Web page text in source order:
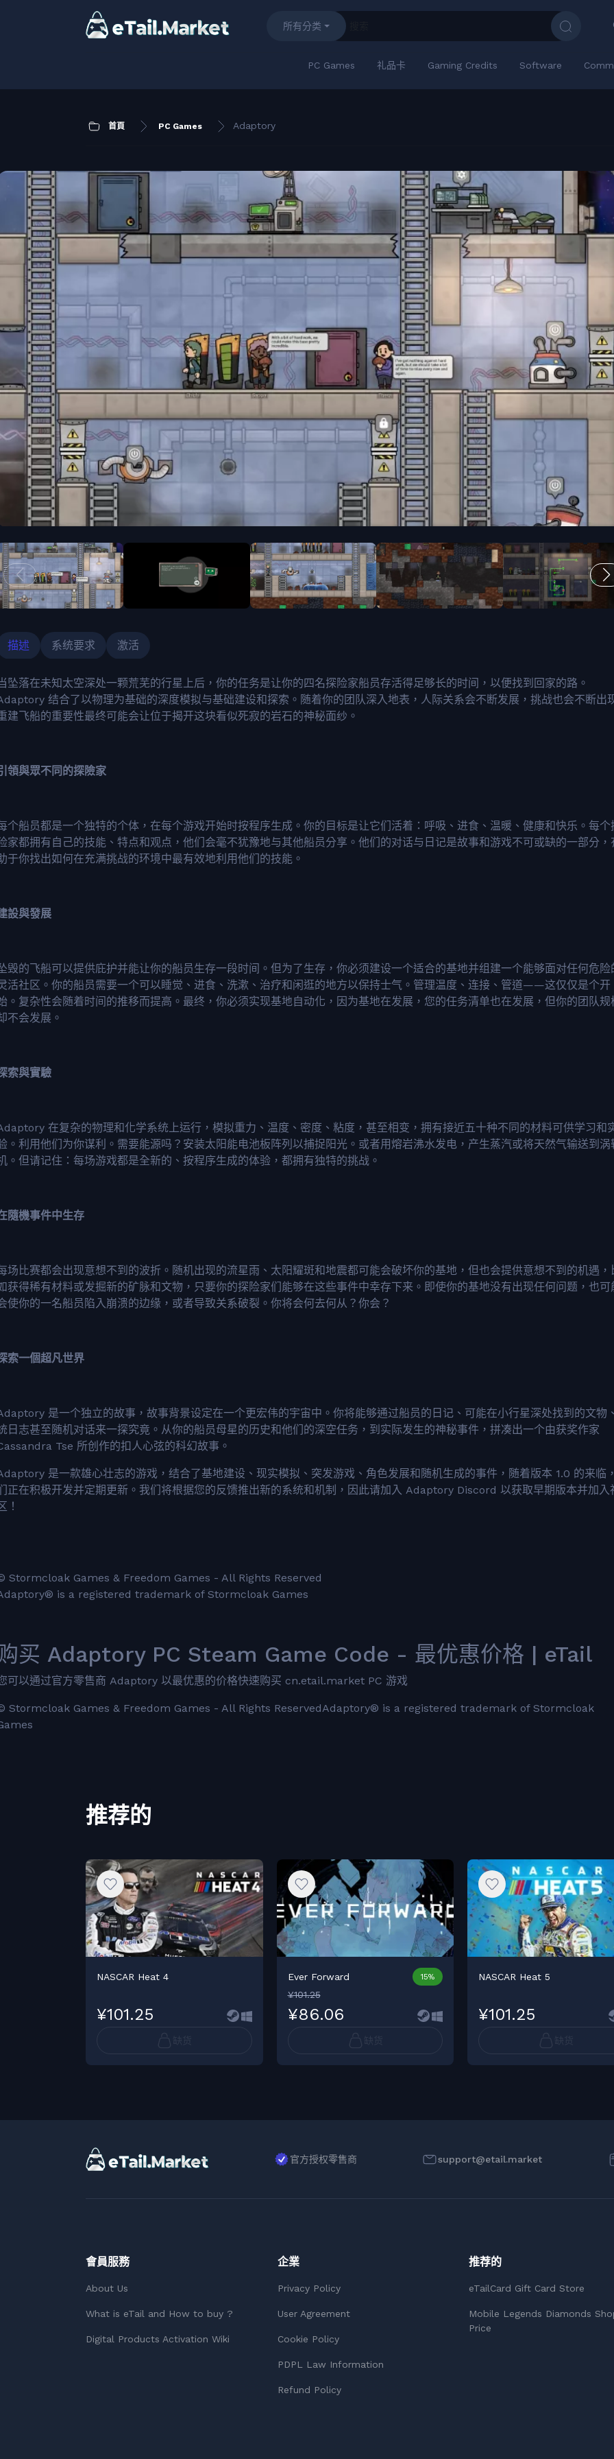
所有分类
PC Games 礼品卡 Gaming Credits Software
首頁 PC Games Adaptory
描述 系统要求 激活
坠落在未知太空深处一颗荒芜的行星上后，你的任务是让你的四名探险家船员存活得足够长的时间，以便找到回家的路。
结合了以物理为基础的深度模拟与基础建设和探索。随着你的团队深入地表，人际关系会不断发展，挑战也会不断出
建飞船的重要性最终可能会让位于揭开这块看似死寂的岩石的神秘面纱。
領與眾不同的探險家
个船员都是一个独特的个体，在每个游戏开始时按程序生成。你的目标是让它们活着：呼吸、进食、温暖、健康和快乐。每个
家都拥有自己的技能、特点和观点，他们会毫不犹豫地与其他船员分享。他们的对话与日记是故事和游戏不可或缺的一部分，
于你找出如何在充满挑战的环境中最有效地利用他们的技能。
設與發展
毁的飞船可以提供庇护并能让你的船员生存一段时间。但为了生存，你必须建设一个适合的基地并组建一个能够面对任何危险
活社区。你的船员需要一个可以睡觉、进食、洗漱、治疗和闲逛的地方以保持士气。管理温度、连接、管道——这仅仅是个开
。复杂性会随着时间的推移而提高。最终，你必须实现基地自动化，因为基地在发展，您的任务清单也在发展，但你的团队规
不会发展。
索與實驗
在复杂的物理和化学系统上运行，模拟重力、温度、密度、粘度，甚至相变，拥有接近五十种不同的材料可供学习和
。利用他们为你谋利。需要能源吗？安装太阳能电池板阵列以捕捉阳光。或者用熔岩沸水发电，产生蒸汽或将天然气输送到涡
。但请记住：每场游戏都是全新的、按程序生成的体验，都拥有独特的挑战。
隨機事件中生存
场比赛都会出现意想不到的波折。随机出现的流星雨、太阳耀斑和地震都可能会破坏你的基地，但也会提供意想不到的机遇，
获得稀有材料或发掘新的矿脉和文物，只要你的探险家们能够在这些事件中幸存下来。即使你的基地没有出现任何问题，也可
使你的一名船员陷入崩溃的边缘，或者导致关系破裂。你将会何去何从？你会？
索一個超凡世界
是一个独立的故事，故事背景设定在一个更宏伟的宇宙中。你将能够通过船员的日记、可能在小行星深处找到的文物
日志甚至随机对话来一探究竟。从你的船员母星的历史和他们的深空任务，到实际发生的神秘事件，拼凑出一个由获奖作家
Tse 所创作的扣人心弦的科幻故事。
是一款雄心壮志的游戏，结合了基地建设、现实模拟、突发游戏、角色发展和随机生成的事件，随着版本 1.0 的来临
正在积极开发并定期更新。我们将根据您的反馈推出新的系统和机制，因此请加入 Adaptory Discord 以获取早期版本并加入
！
Stormcloak Games & Freedom Games - All Rights Reserved
is a registered trademark of Stormcloak Games
买 Adaptory PC Steam Game Code - 最优惠价格 | eTail
可以通过官方零售商 Adaptory 以最优惠的价格快速购买 cn.etail.market PC 游戏
Stormcloak Games & Freedom Games - All Rights ReservedAdaptory® is a registered trademark of Stormcloak
推荐的
NASCAR Heat 4
¥101.25
缺货
Ever Forward 15%
¥101.25
¥86.06
缺货
NASCAR Heat 5
¥101.25
缺货
官方授权零售商 support@etail.market
會員服務
About Us
What is eTail and How to buy ?
Digital Products Activation Wiki
企業
Privacy Policy
User Agreement
Cookie Policy
PDPL Law Information
Refund Policy
推荐的
eTailCard Gift Card Store
Mobile Legends Diamonds
Price